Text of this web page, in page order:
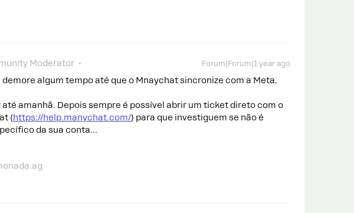
Moderator Forum|Forum|1 year ago
demore algum tempo até que o Mnaychat sincronize com a Meta.
amanhã. Depois sempre é possível abrir um ticket direto com o
(https://help.manychat.com/) para que investiguem se não é
da sua conta...